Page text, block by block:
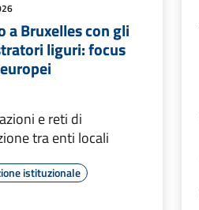
a Bruxelles con gli
liguri: focus
e reti di
tra enti locali
istituzionale